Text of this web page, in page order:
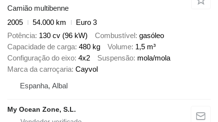
Camião multibenne
2005
54.000 km
Euro 3
Potência 130 cv (96 kW) Combustível gasóleo
Capacidade de carga 480 kg Volume 1,5 m³
Configuração do eixo 4x2 Suspensão mola/mola
Marca da carroçaria Cayvol
Espanha, Albal
My Ocean Zone, S.L.